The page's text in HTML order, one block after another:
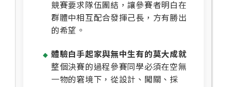
競賽要求隊伍團結，讓參賽者明白在
群體中相互配合發揮己長，方有勝出
的希望。
體驗白手起家與無中生有的莫大成就
整個決賽的過程參賽同學必須在空無
一物的窘境下，從設計、闖關、採